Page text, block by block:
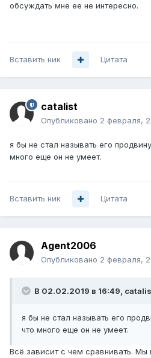
обсуждать мне ее не интересно.
Вставить ник Цитата
catalist
Опубликовано 2 февраля,
я бы не стал называть его
много еще он не умеет.
Вставить ник Цитата
Agent2006
Опубликовано 2 февраля,
В 02.02.2019 в 16:49,
я бы не стал называть его
что много еще он не умеет.
Всё зависит с чем сравнивать. Мы